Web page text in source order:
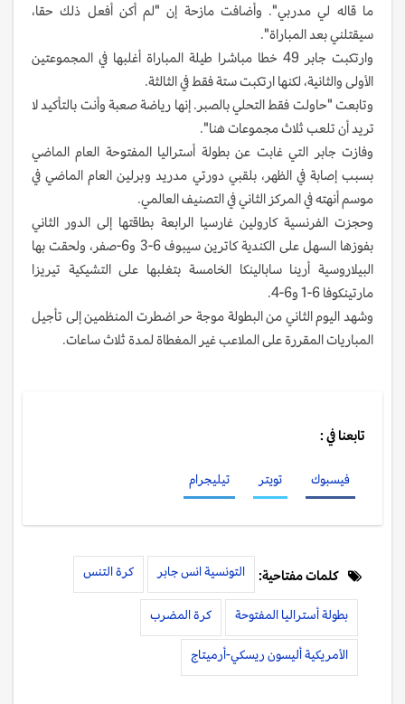
ما قاله لي مدربي". وأضافت مازحة إن "لم أكن أفعل ذلك حقا،
سيقتلني بعد المباراة".
وارتكبت جابر 49 خطا مباشرا طيلة المباراة أغلبها في المجموعتين
الأولى والثانية، لكنها ارتكبت ستة فقط في الثالثة.
وتابعت "حاولت فقط التحلي بالصبر. إنها رياضة صعبة وأنت بالتأكيد لا
تريد أن تلعب ثلاث مجموعات هنا".
وفازت جابر التي غابت عن بطولة أستراليا المفتوحة العام الماضي
بسبب إصابة في الظهر، بلقبي دورتي مدريد وبرلين العام الماضي في
موسم أنهته في المركز الثاني في التصنيف العالمي.
وحجزت الفرنسية كارولين غارسيا الرابعة بطاقتها إلى الدور الثاني
بفوزها السهل على الكندية كاترين سيبوف 6-3 و6-صفر، ولحقت بها
البيلاروسية أرينا سابالينكا الخامسة بتغلبها على التشيكية تيريزا
مارتينكوفا 6-1 و6-4.
وشهد اليوم الثاني من البطولة موجة حر اضطرت المنظمين إلى تأجيل
المباريات المقررة على الملاعب غير المغطاة لمدة ثلاث ساعات.
تابعنا في :
فيسبوك تويتر تيليجرام
كلمات مفتاحية: التونسية انس جابر كرة التنس
بطولة أستراليا المفتوحة كرة المضرب
الأمريكية أليسون ريسكي-أرميتاج